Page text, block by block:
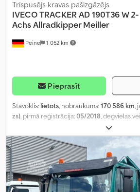
Peine 1 052 km
Trīspusējs kravas pašizgāzējs
IVECOTRACKER AD 190T36 W 2-
Achs Allradkipper Meiller
Pieprasīt
Stāvoklis: lietots, nobraukums:170 586 km,
zs), pirmā reģistrācija:05/2018, degvielas
, asu konfigurācija:
pārnesuma veids:mehānisks, emisijas klase:
telpas tilpums:6 m³, krautuves garums:4
vietas platums:2 420 mm, iekraušanas
Aprīkojums:ABS, gaisa kondicionēšana,